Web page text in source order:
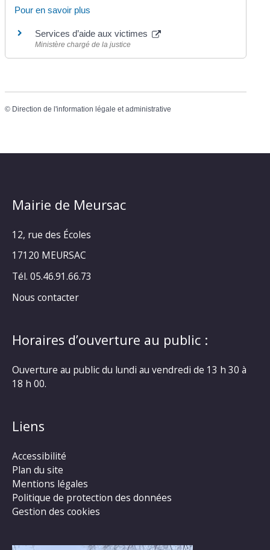
Pour en savoir plus
Services d’aide aux victimes
Ministère chargé de la justice
© Direction de l'information légale et administrative
Mairie de Meursac
12, rue des Écoles
17120 MEURSAC
Tél. 05.46.91.66.73
Nous contacter
Horaires d’ouverture au public :
Ouverture au public du lundi au vendredi de 13 h 30 à
18 h 00.
Liens
Accessibilité
Plan du site
Mentions légales
Politique de protection des données
Gestion des cookies